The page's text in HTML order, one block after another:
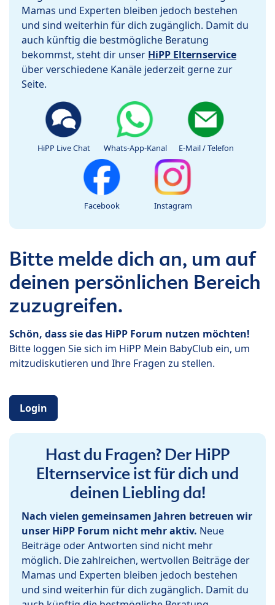
Mamas und Experten bleiben jedoch bestehen
und sind weiterhin für dich zugänglich. Damit du
auch künftig die bestmögliche Beratung
bekommst, steht dir unser HiPP Elternservice
über verschiedene Kanäle jederzeit gerne zur
Seite.
HiPP Live Chat Whats-App-Kanal E-Mail / Telefon
Facebook Instagram
Bitte melde dich an, um auf
deinen persönlichen Bereich
zuzugreifen.
Schön, dass sie das HiPP Forum nutzen möchten!
Bitte loggen Sie sich im HiPP Mein BabyClub ein, um
mitzudiskutieren und Ihre Fragen zu stellen.
Login
Hast du Fragen? Der HiPP
Elternservice ist für dich und
deinen Liebling da!
Nach vielen gemeinsamen Jahren betreuen wir
unser HiPP Forum nicht mehr aktiv. Neue
Beiträge oder Antworten sind nicht mehr
möglich. Die zahlreichen, wertvollen Beiträge der
Mamas und Experten bleiben jedoch bestehen
und sind weiterhin für dich zugänglich. Damit du